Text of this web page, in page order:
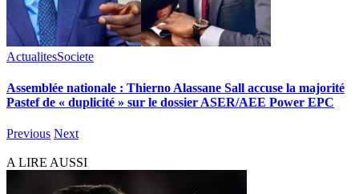
ActualitesSociete
Assemblée nationale : Thierno Alassane Sall accuse la majorité
Pastef de « duplicité » sur le dossier ASER/AEE Power EPC
Previous Next
A LIRE AUSSI